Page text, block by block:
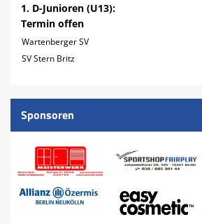
1. D-Junioren (U13):
Termin offen
Wartenberger SV
SV Stern Britz
Sponsoren